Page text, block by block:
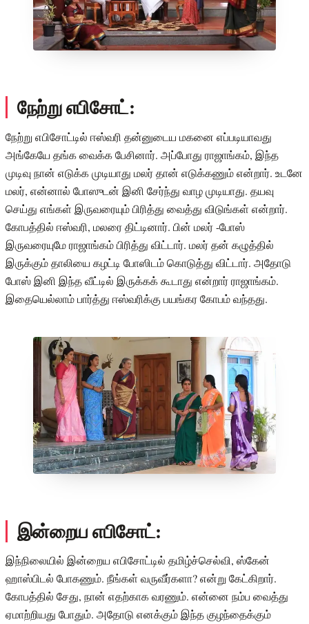
நேற்று எபிசோட்:
நேற்று எபிசோட்டில் ஈஸ்வரி தன்னுடைய மகனை எப்படியாவது
அங்கேயே தங்க வைக்க பேசினார். அப்போது ராஜாங்கம், இந்த
முடிவு நான் எடுக்க முடியாது மலர் தான் எடுக்கணும் என்றார். உடனே
மலர், என்னால் போஸுடன் இனி சேர்ந்து வாழ முடியாது. தயவு
செய்து எங்கள் இருவரையும் பிரித்து வைத்து விடுங்கள் என்றார்.
கோபத்தில் ஈஸ்வரி, மலரை திட்டினார். பின் மலர் -போஸ்
இருவரையுமே ராஜாங்கம் பிரித்து விட்டார். மலர் தன் கழுத்தில்
இருக்கும் தாலியை கழட்டி போஸிடம் கொடுத்து விட்டார். அதோடு
போஸ் இனி இந்த வீட்டில் இருக்கக் கூடாது என்றார் ராஜாங்கம்.
இதையெல்லாம் பார்த்து ஈஸ்வரிக்கு பயங்கர கோபம் வந்தது.
இன்றைய எபிசோட்:
இந்நிலையில் இன்றைய எபிசோட்டில் தமிழ்ச்செல்வி, ஸ்கேன்
ஹாஸ்பிடல் போகணும். நீங்கள் வருவீர்களா? என்று கேட்கிறார்.
கோபத்தில் சேது, நான் எதற்காக வரணும். என்னை நம்ப வைத்து
ஏமாற்றியது போதும். அதோடு எனக்கும் இந்த குழந்தைக்கும்